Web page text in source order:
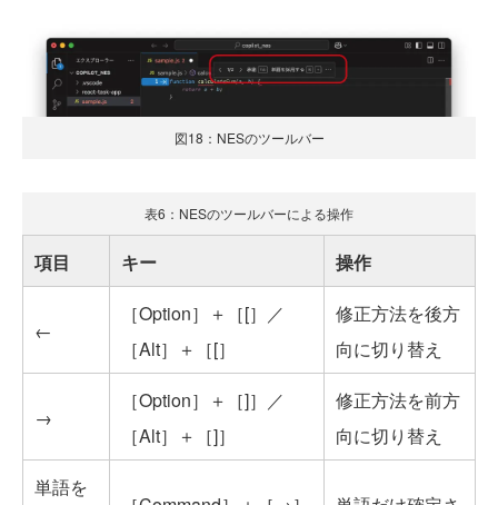
図18：NESのツールバー
表6：NESのツールバーによる操作
項目 キー 操作
←
［Option］＋［[］／
［Alt］＋［[］
修正方法を後方
向に切り替え
→
［Option］＋［]］／
［Alt］＋［]］
修正方法を前方
向に切り替え
単語を